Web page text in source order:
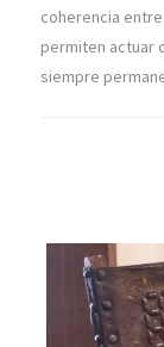
coherencia
permiten actuar
siempre